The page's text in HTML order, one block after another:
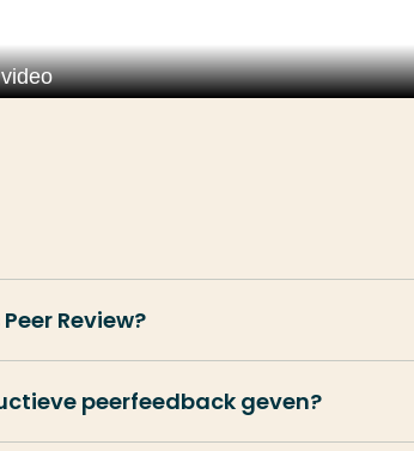
Review?
peerfeedback geven?